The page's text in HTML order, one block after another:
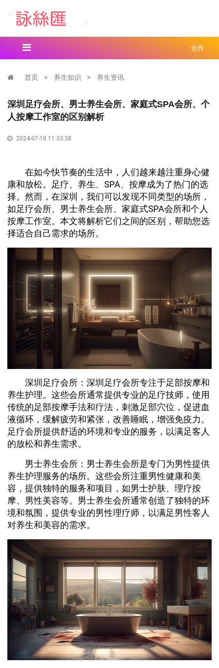
合作
首页 > 养生知识 > 养生资讯
深圳足疗会所、男士养生会所、家庭式SPA会所、个
人按摩工作室的区别解析
2024-07-18 11:33:38
在如今快节奏的生活中，人们越来越注重身心健
康和放松。足疗、养生、SPA、按摩成为了热门的选
择。然而，在深圳，我们可以发现不同类型的场所，
如足疗会所、男士养生会所、家庭式SPA会所和个人
按摩工作室。本文将解析它们之间的区别，帮助您选
择适合自己需求的场所。
深圳足疗会所：深圳足疗会所专注于足部按摩和
养生护理。这些会所通常提供专业的足疗技师，使用
传统的足部按摩手法和疗法，刺激足部穴位，促进血
液循环，缓解疲劳和紧张，改善睡眠，增强免疫力。
足疗会所提供舒适的环境和专业的服务，以满足客人
的放松和养生需求。
男士养生会所：男士养生会所是专门为男性提供
养生护理服务的场所。这些会所注重男性健康和美
容，提供独特的服务和项目，如男士护肤、理疗按
摩、男性美容等。男士养生会所通常创造了独特的环
境和氛围，提供专业的男性理疗师，以满足男性客人
对养生和美容的需求。